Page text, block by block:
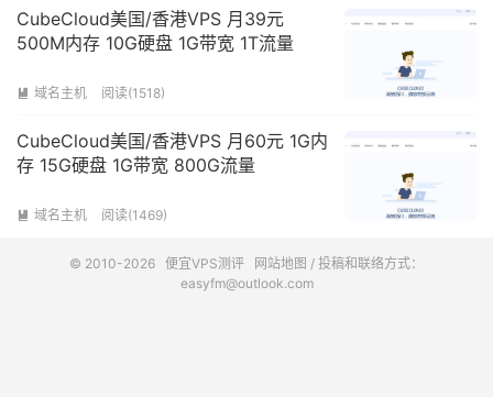
CubeCloud美国/香港VPS 月39元
500M内存 10G硬盘 1G带宽 1T流量
 域名主机 阅读(1518)
CubeCloud美国/香港VPS 月60元 1G内
存 15G硬盘 1G带宽 800G流量
 域名主机 阅读(1469)
© 2010-2026 便宜VPS测评 网站地图 / 投稿和联络方式：
easyfm@outlook.com